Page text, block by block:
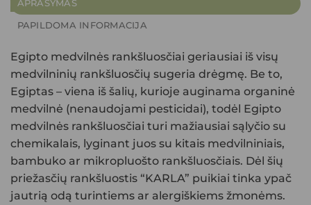
APRAŠYMAS
PAPILDOMA INFORMACIJA
Egipto medvilnės rankšluosčiai geriausiai iš visų
medvilninių rankšluosčių sugeria drėgmę. Be to,
Egiptas – viena iš šalių, kurioje auginama organinė
medvilnė (nenaudojami pesticidai), todėl Egipto
medvilnės rankšluosčiai turi mažiausiai sąlyčio su
chemikalais, lyginant juos su kitais medvilniniais,
bambuko ar mikropluošto rankšluosčiais. Dėl šių
priežasčių rankšluostis “KARLA” puikiai tinka ypač
jautrią odą turintiems ar alergiškiems žmonėms.